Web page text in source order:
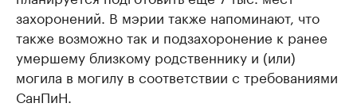
захоронений. В мэрии также напоминают, что
также возможно так и подзахоронение к ранее
умершему близкому родственнику и (или)
могила в могилу в соответствии с требованиями
СанПиН.